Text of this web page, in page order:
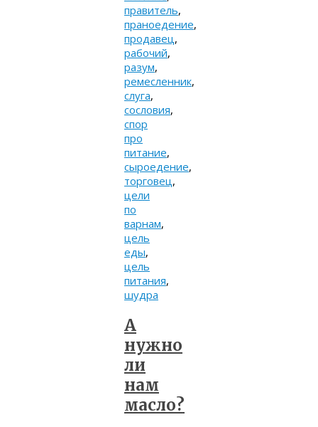
правитель,
праноедение,
продавец,
рабочий,
разум,
ремесленник,
слуга,
сословия,
спор
про
питание,
сыроедение,
торговец,
цели
по
варнам,
цель
еды,
цель
питания,
шудра
А
нужно
ли
нам
масло?